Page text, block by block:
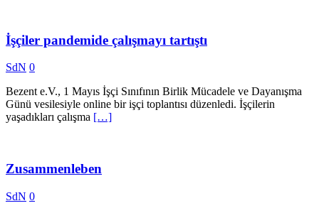
İşçiler pandemide çalışmayı tartıştı
SdN 0
Bezent e.V., 1 Mayıs İşçi Sınıfının Birlik Mücadele ve Dayanışma
Günü vesilesiyle online bir işçi toplantısı düzenledi. İşçilerin
yaşadıkları çalışma […]
Zusammenleben
SdN 0